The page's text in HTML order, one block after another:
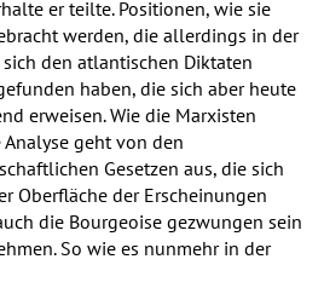
er teilte. Positionen, wie sie
werden, die allerdings in der
sich den atlantischen Diktaten
haben, die sich aber heute
erweisen. Wie die Marxisten
geht von den
Gesetzen aus, die sich
Oberfläche der Erscheinungen
die Bourgeoise gezwungen sein
So wie es nunmehr in der